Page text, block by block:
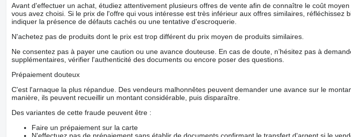
Avant d'effectuer un achat, étudiez attentivement plusieurs offres de vente afin de connaître le coût
vous avez choisi. Si le prix de l'offre qui vous intéresse est très inférieur aux offres similaires, réfléchissez
indiquer la présence de défauts cachés ou une tentative d'escroquerie.
N'achetez pas de produits dont le prix est trop différent du prix moyen de produits similaires.
Ne consentez pas à payer une caution ou une avance douteuse. En cas de doute, n’hésitez pas à
supplémentaires, vérifier l'authenticité des documents ou encore poser des questions.
Prépaiement douteux
C'est l'arnaque la plus répandue. Des vendeurs malhonnêtes peuvent demander une avance sur le
manière, ils peuvent recueillir un montant considérable, puis disparaître.
Des variantes de cette fraude peuvent être :
Faire un prépaiement sur la carte
N'effectuez pas de prépaiement sans établir de documents confirmant le transfert d'argent si le